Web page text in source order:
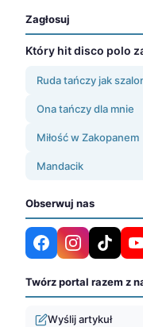
Zagłosuj
Który hit disco polo
Ruda tańczy jak
Ona tańczy dla mnie
Miłość w Zakopanem
Mandacik
Obserwuj nas
Twórz portal razem z
Wyślij artykuł